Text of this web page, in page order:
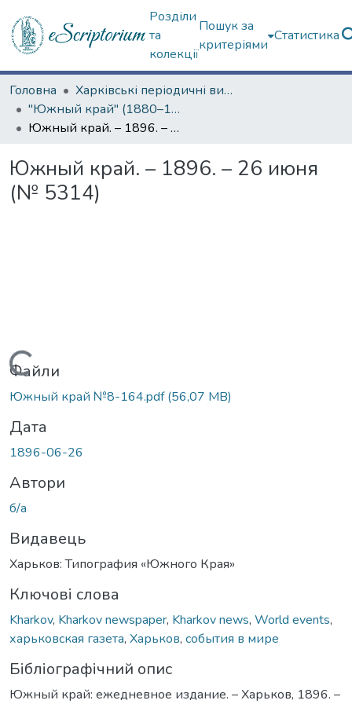
Розділи
та
колекції
Пошук за
критеріями
Статистика
Головна
Харківські періодичні видання
"Южный край" (1880–1919 гг.)
Южный край. – 1896. – 26 июня (№ 5314)
Южный край. – 1896. – 26 июня
(№ 5314)
Вантажиться...
Файли
Южный край №8-164.pdf(56,07 MB)
Дата
1896-06-26
Автори
б/а
Видавець
Харьков: Типография «Южного Края»
Ключові слова
Kharkov, Kharkov newspaper, Kharkov news, World events,
харьковская газета, Харьков, события в мире
Бібліографічний опис
Южный край: ежедневное издание. – Харьков, 1896. –